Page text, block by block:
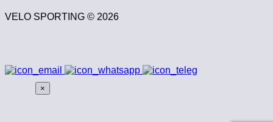
VELO SPORTING © 2026
×